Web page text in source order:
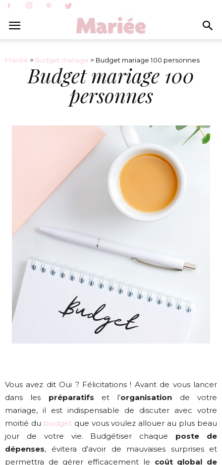
Mariée > Budget mariage > Budget mariage 100 personnes
Budget mariage 100
personnes
Vous avez dit Oui ? Félicitations ! Avant de vous lancer
dans les préparatifs et l’organisation de votre
mariage, il est indispensable de discuter avec votre
moitié du budgetque vous voulez allouer au plus beau
jour de votre vie. Budgétiser chaque poste de
dépenses, évitera d’avoir de mauvaises surprises et
permettra de gérer efficacement le coût global de